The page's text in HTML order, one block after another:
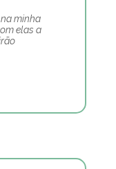
minha
elas a